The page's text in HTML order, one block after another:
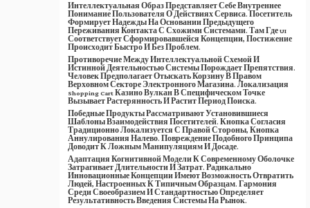
Интеллектуальная Образ Представляет Себе Внутреннее
Понимание Пользователя О Действиях Сервиса. Посетитель
Формирует Надежды На Основании Предыдущего
Переживания Контакта С Схожими Системами. Там Где UI
Соответствует Сформировавшейся Концепции, Постижение
Происходит Быстро И Без Проблем.
Противоречие Между Интеллектуальной Схемой И
Истинной Деятельностью Системы Порождает Препятствия.
Человек Предполагает Отыскать Корзину В Правом
Верховном Секторе Электронного Магазина. Локализация
Shopping Cart Казино Вулкан В Специфическом Точке
Вызывает Растерянность И Растит Период Поиска.
Победные Продукты Рассматривают Установившиеся
Шаблоны Взаимодействия Посетителей. Кнопка Согласия
Традиционно Локализуется С Правой Стороны, Кнопка
Аннулирования Налево. Повреждение Подобного Принципа
Доводит К Ложным Манипуляциям И Досаде.
Адаптация Когнитивной Модели К Современному Оболочке
Затрагивает Длительности И Затрат. Радикально
Инновационные Концепции Имеют Возможность Отвратить
Людей, Настроенных К Типичным Образцам. Гармония
Среди Своеобразием И Стандартностью Определяет
Результативность Введения Системы На Рынок.